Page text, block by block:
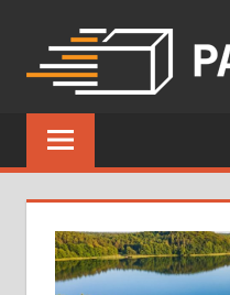
content